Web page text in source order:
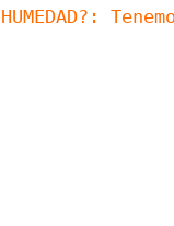
HUMEDAD?: